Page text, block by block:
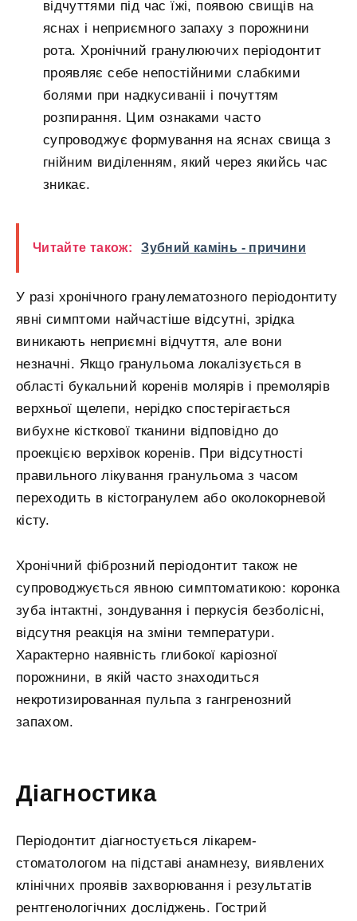
відчуттями під час їжі, появою свищів на
яснах і неприємного запаху з порожнини
рота. Хронічний гранулюючих періодонтит
проявляє себе непостійними слабкими
болями при надкусиваніі і почуттям
розпирання. Цим ознаками часто
супроводжує формування на яснах свища з
гнійним виділенням, який через якийсь час
зникає.
Читайте також: Зубний камінь - причини
У разі хронічного гранулематозного періодонтиту
явні симптоми найчастіше відсутні, зрідка
виникають неприємні відчуття, але вони
незначні. Якщо гранульома локалізується в
області букальний коренів молярів і премолярів
верхньої щелепи, нерідко спостерігається
вибухне кісткової тканини відповідно до
проекцією верхівок коренів. При відсутності
правильного лікування гранульома з часом
переходить в кістогранулем або околокорневой
кісту.
Хронічний фіброзний періодонтит також не
супроводжується явною симптоматикою: коронка
зуба інтактні, зондування і перкусія безболісні,
відсутня реакція на зміни температури.
Характерно наявність глибокої каріозної
порожнини, в якій часто знаходиться
некротизированная пульпа з гангренозний
запахом.
Діагностика
Періодонтит діагностується лікарем-
стоматологом на підставі анамнезу, виявлених
клінічних проявів захворювання і результатів
рентгенологічних досліджень. Гострий